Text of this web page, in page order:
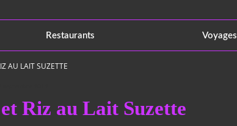
Restaurants Voyages
AU LAIT SUZETTE
Riz au Lait Suzette